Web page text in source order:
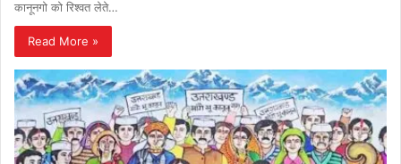
कानूनगो को रिश्वत लेते…
Read More »